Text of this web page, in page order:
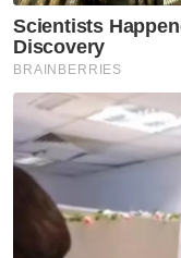
Tun Ramli Ngah
Yang Di Pertua
Angkat Sumpah